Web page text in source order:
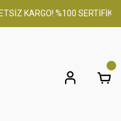
KARGO! %100 SERTİFİKALI